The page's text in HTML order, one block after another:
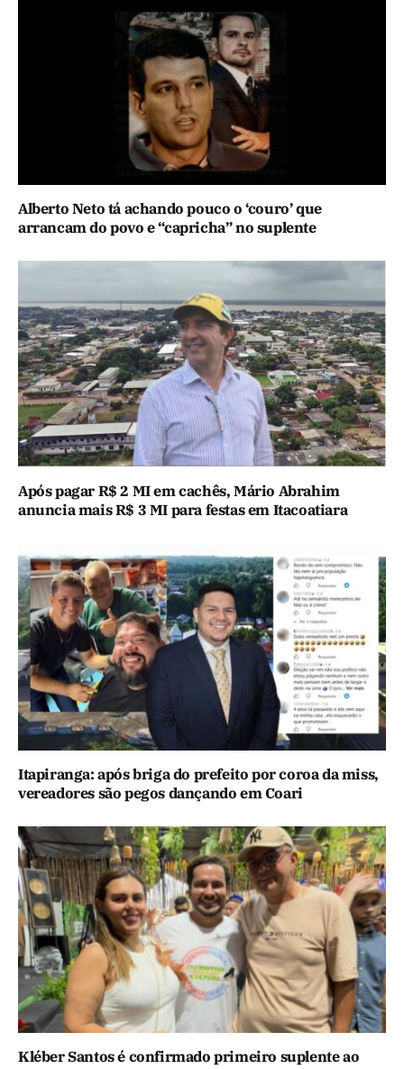
Alberto Neto tá achando pouco o ‘couro’ que
arrancam do povo e “capricha” no suplente
Após pagar R$ 2 MI em cachês, Mário Abrahim
anuncia mais R$ 3 MI para festas em Itacoatiara
Itapiranga: após briga do prefeito por coroa da miss,
vereadores são pegos dançando em Coari
Kléber Santos é confirmado primeiro suplente ao